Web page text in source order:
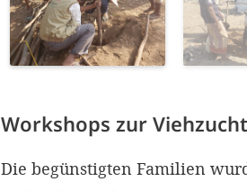
Workshops zur Viehzucht
Die begünstigten Familien